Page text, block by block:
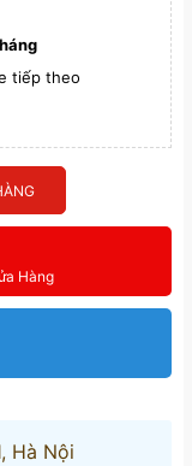
tiếp theo
Hàng
Hà Nội